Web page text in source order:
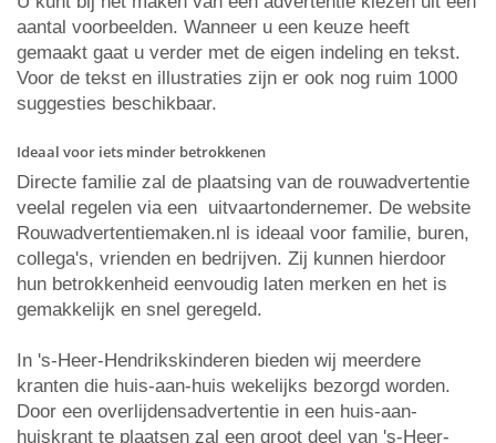
aantal voorbeelden. Wanneer u een keuze heeft
gemaakt gaat u verder met de eigen indeling en tekst.
Voor de tekst en illustraties zijn er ook nog ruim 1000
suggesties beschikbaar.
Ideaal voor iets minder betrokkenen
Directe familie zal de plaatsing van de rouwadvertentie
veelal regelen via een uitvaartondernemer. De website
Rouwadvertentiemaken.nl is ideaal voor familie, buren,
collega's, vrienden en bedrijven. Zij kunnen hierdoor
hun betrokkenheid eenvoudig laten merken en het is
gemakkelijk en snel geregeld.
In 's-Heer-Hendrikskinderen bieden wij meerdere
kranten die huis-aan-huis wekelijks bezorgd worden.
Door een overlijdensadvertentie in een huis-aan-
huiskrant te plaatsen zal een groot deel van 's-Heer-